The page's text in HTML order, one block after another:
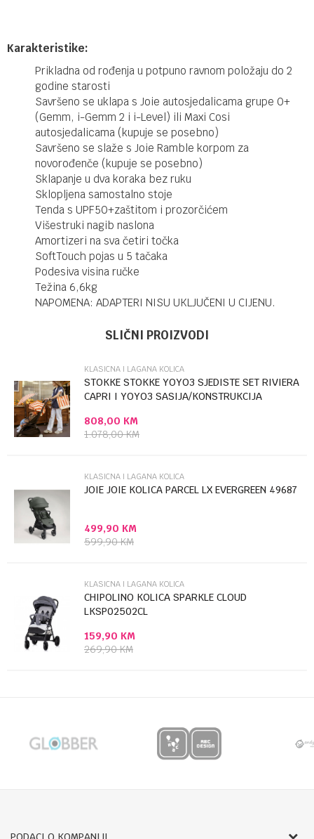
Karakteristike:
Prikladna od rođenja u potpuno ravnom položaju do 2
godine starosti
Savršeno se uklapa s Joie autosjedalicama grupe 0+
(Gemm, i-Gemm 2 i i-Level) ili Maxi Cosi
autosjedalicama (kupuje se posebno)
Savršeno se slaže s Joie Ramble korpom za
novorođenče (kupuje se posebno)
Sklapanje u dva koraka bez ruku
Sklopljena samostalno stoje
Tenda s UPF50+zaštitom i prozorčićem
Višestruki nagib naslona
Amortizeri na sva četiri točka
SoftTouch pojas u 5 tačaka
Podesiva visina ručke
Težina 6,6kg
NAPOMENA: ADAPTERI NISU UKLJUČENI U CIJENU.
Klasicna i lagana kolica
Poruka
Anti-spam zaštita - izračunajte koliko je 6 - 1 :
SLIČNI PROIZVODI
KLASICNA I LAGANA KOLICA
STOKKE STOKKE YOYO3 SJEDISTE SET RIVIERA
CAPRI I YOYO3 SASIJA/KONSTRUKCIJA
808,00 KM
1.078,00KM
KLASICNA I LAGANA KOLICA
JOIE JOIE KOLICA PARCEL LX EVERGREEN 49687
499,90 KM
599,90KM
KLASICNA I LAGANA KOLICA
CHIPOLINO KOLICA SPARKLE CLOUD
LKSP02502CL
159,90 KM
269,90KM